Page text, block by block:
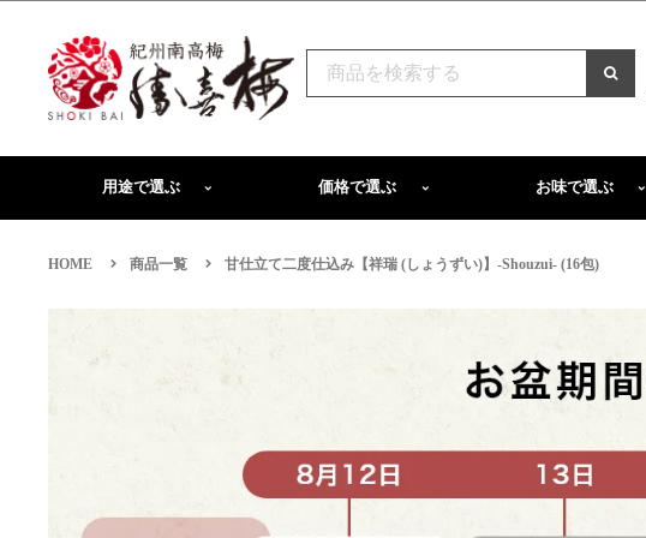
用途で選ぶ 価格で選ぶ お味で選ぶ
HOME 商品一覧 甘仕立て二度仕込み【祥瑞 (しょうずい)】-Shouzui- (16包)